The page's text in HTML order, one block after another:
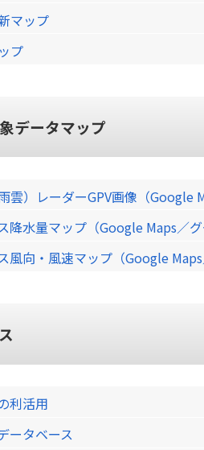
マップ
プ
データマップ
雲）レーダーGPV画像（Google
降水量マップ（Google Maps／
風向・風速マップ（Google
利活用
ータベース